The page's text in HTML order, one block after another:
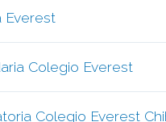
Everest
Colegio Everest
Colegio Everest